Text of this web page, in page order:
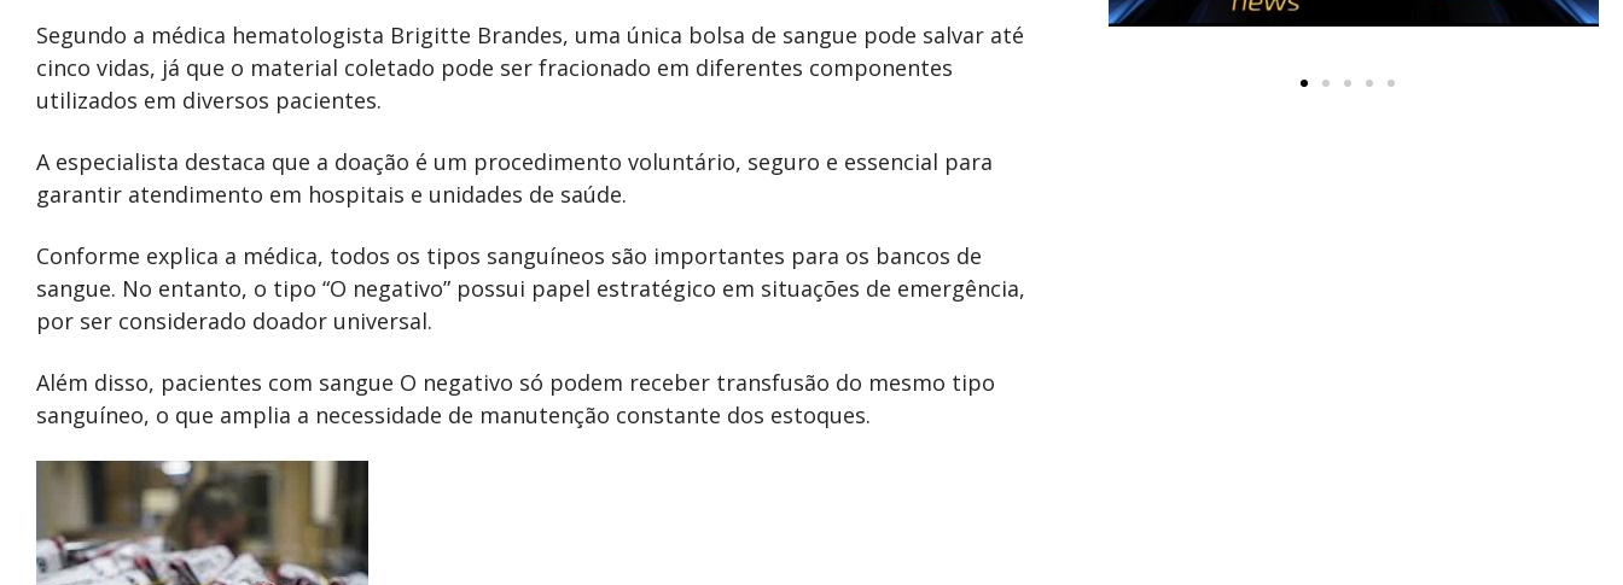
Segundo a médica hematologista Brigitte Brandes, uma única bolsa de sangue pode salvar até
cinco vidas, já que o material coletado pode ser fracionado em diferentes componentes
utilizados em diversos pacientes.
A especialista destaca que a doação é um procedimento voluntário, seguro e essencial para
garantir atendimento em hospitais e unidades de saúde.
Conforme explica a médica, todos os tipos sanguíneos são importantes para os bancos de
sangue. No entanto, o tipo “O negativo” possui papel estratégico em situações de emergência,
por ser considerado doador universal.
Além disso, pacientes com sangue O negativo só podem receber transfusão do mesmo tipo
sanguíneo, o que amplia a necessidade de manutenção constante dos estoques.